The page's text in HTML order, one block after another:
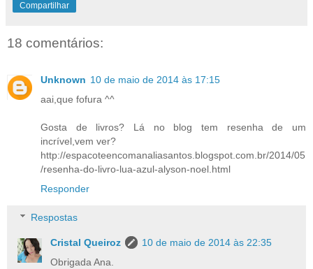
Compartilhar
18 comentários:
Unknown 10 de maio de 2014 às 17:15
aai,que fofura ^^
Gosta de livros? Lá no blog tem resenha de um
incrível,vem ver?
http://espacoteencomanaliasantos.blogspot.com.br/2014/05
/resenha-do-livro-lua-azul-alyson-noel.html
Responder
Respostas
Cristal Queiroz
10 de maio de 2014 às 22:35
Obrigada Ana.